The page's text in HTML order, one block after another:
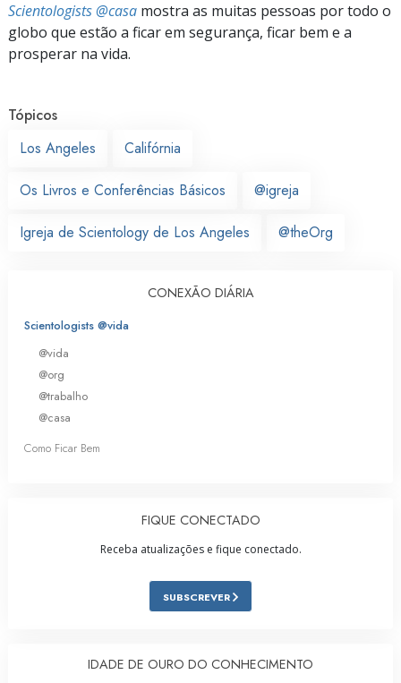
Scientologists @casa mostra as muitas pessoas por todo o
globo que estão a ficar em segurança, ficar bem e a
prosperar na vida.
Tópicos
Los Angeles
Califórnia
Os Livros e Conferências Básicos @igreja
Igreja de Scientology de Los Angeles @theOrg
CONEXÃO DIÁRIA
Scientologists @vida
@vida
@org
@trabalho
@casa
Como Ficar Bem
FIQUE CONECTADO
Receba atualizações e fique conectado.
SUBSCREVER
IDADE DE OURO DO CONHECIMENTO